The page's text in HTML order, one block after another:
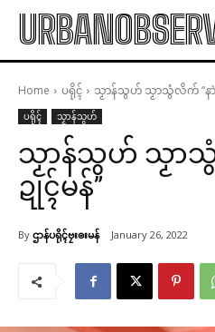
Home ပရိုၚ် သၟာန်သွဟ် သၟာသွံလိက် “နာဲ
ပရိုၚ် သၟာန်သွဟ်
သၟာန်သွဟ် သၟာသွံ
ဍုၚ်မန်”
By ဌာန်ပရိုၚ်ဗၠးၜးမန် January 26, 2022